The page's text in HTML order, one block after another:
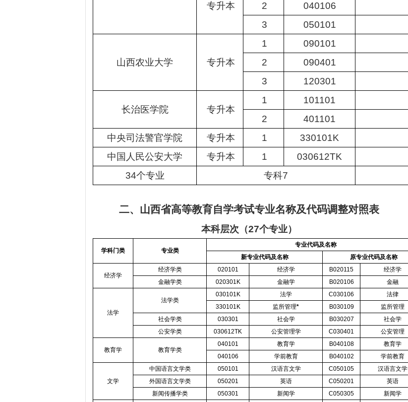
专升本
2
040106
3
050101
山西农业大学 专升本
1 090101
2
090401
3
120301
长治医学院 专升本
1 101101
2
401101
中央司法警官学院
专升本 1 330101K
中国人民公安大学
专升本 1 030612TK
34个专业 专科7
二、山西省高等教育自学考试专业名称及代码调整对照表
本科层次（27个专业）
学科门类 专业类
专业代码及名称
新专业代码及名称
原专业代码及名称
经济学
经济学类 020101 经济学 B020115 经济学
金融学类
020301K 金融学 B020106 金融
法学
法学类
030101K 法学 C030106 法律
330101K
监所管理* B030109 监所管理
社会学类
030301 社会学 B030207 社会学
公安学类
030612TK 公安管理学 C030401 公安管理
教育学 教育学类
040101 教育学 B040108 教育学
040106
学前教育 B040102 学前教育
文学
中国语言文学类 050101 汉语言文学 C050105 汉语言文学
外国语言文学类
050201 英语 C050201 英语
新闻传播学类
050301 新闻学 C050305 新闻学